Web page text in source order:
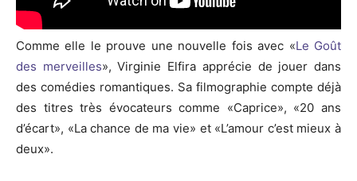
Comme elle le prouve une nouvelle fois avec «Le Goût
des merveilles», Virginie Elfira apprécie de jouer dans
des comédies romantiques. Sa filmographie compte déjà
des titres très évocateurs comme «Caprice», «20 ans
d’écart», «La chance de ma vie» et «L’amour c’est mieux à
deux».